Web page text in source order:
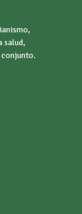
salud,
conjunto.